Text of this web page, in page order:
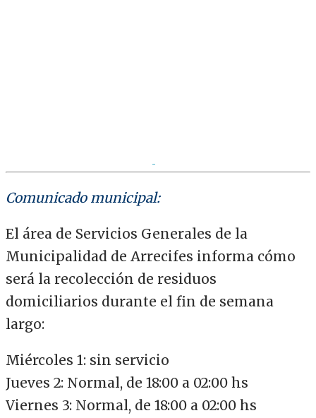
Comunicado municipal:
El área de Servicios Generales de la
Municipalidad de Arrecifes informa cómo
será la recolección de residuos
domiciliarios durante el fin de semana
largo:
Miércoles 1: sin servicio
Jueves 2: Normal, de 18:00 a 02:00 hs
Viernes 3: Normal, de 18:00 a 02:00 hs